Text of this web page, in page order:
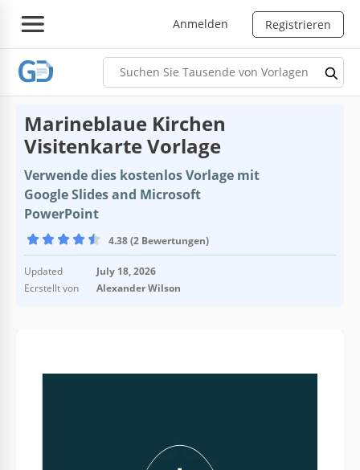
Anmelden Registrieren
Marineblaue Kirchen
Visitenkarte Vorlage
Verwende dies kostenlos Vorlage mit
Google Slides and Microsoft
PowerPoint
4.38 (2 Bewertungen)
Updated
July 18, 2026
Ecrstellt von
Alexander Wilson